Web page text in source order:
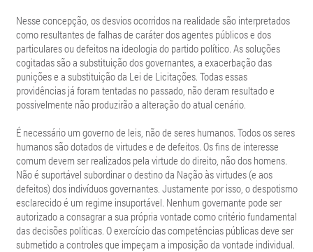
Nesse concepção, os desvios ocorridos na realidade são interpretados
como resultantes de falhas de caráter dos agentes públicos e dos
particulares ou defeitos na ideologia do partido político. As soluções
cogitadas são a substituição dos governantes, a exacerbação das
punições e a substituição da Lei de Licitações. Todas essas
providências já foram tentadas no passado, não deram resultado e
possivelmente não produzirão a alteração do atual cenário.
É necessário um governo de leis, não de seres humanos. Todos os seres
humanos são dotados de virtudes e de defeitos. Os fins de interesse
comum devem ser realizados pela virtude do direito, não dos homens.
Não é suportável subordinar o destino da Nação às virtudes (e aos
defeitos) dos indivíduos governantes. Justamente por isso, o despotismo
esclarecido é um regime insuportável. Nenhum governante pode ser
autorizado a consagrar a sua própria vontade como critério fundamental
das decisões políticas. O exercício das competências públicas deve ser
submetido a controles que impeçam a imposição da vontade individual.